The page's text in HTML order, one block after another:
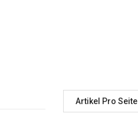
Artikel Pro Seite